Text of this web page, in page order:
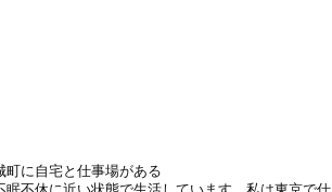
に自宅と仕事場がある